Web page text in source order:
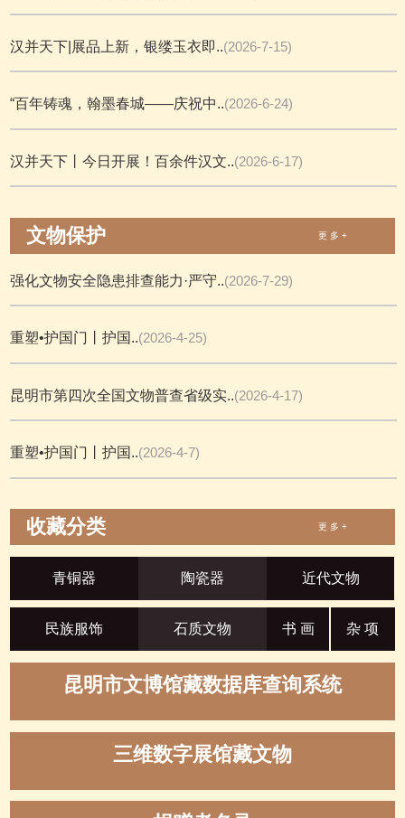
汉并天下|展品上新，银缕玉衣即..(2026-7-15)
“百年铸魂，翰墨春城——庆祝中..(2026-6-24)
汉并天下丨今日开展！百余件汉文..(2026-6-17)
文物保护 更 多 +
强化文物安全隐患排查能力·严守..(2026-7-29)
重塑•护国门丨护国..(2026-4-25)
昆明市第四次全国文物普查省级实..(2026-4-17)
重塑•护国门丨护国..(2026-4-7)
收藏分类 更 多 +
青铜器 陶瓷器 近代文物
民族服饰 石质文物 书 画 杂 项
昆明市文博馆藏数据库查询系统
三维数字展馆藏文物